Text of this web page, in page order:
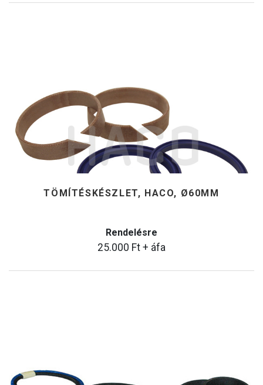
TÖMÍTÉSKÉSZLET, HACO, Ø60MM
Rendelésre
25.000 Ft + áfa